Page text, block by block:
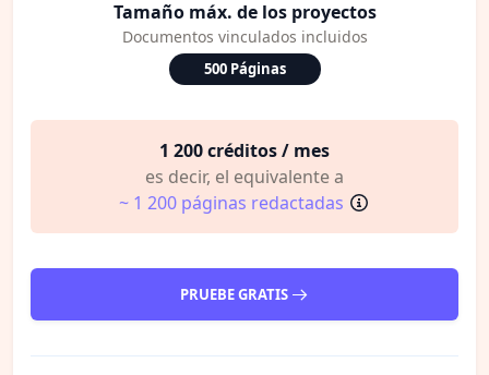
Tamaño máx. de los proyectos
Documentos vinculados incluidos
500 Páginas
1 200 créditos / mes
es decir, el equivalente a
~ 1 200 páginas redactadas
PRUEBE GRATIS